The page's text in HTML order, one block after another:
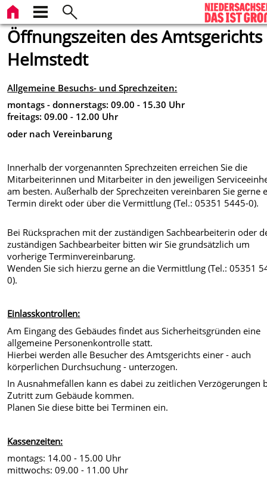
Öffnungszeiten des Amtsgerichts
Helmstedt
Allgemeine Besuchs- und Sprechzeiten:
montags - donnerstags:09.00 - 15.30 Uhr
freitags:09.00 - 12.00 Uhr
oder nach Vereinbarung
Innerhalb der vorgenannten Sprechzeiten erreichen Sie die
Mitarbeiterinnen und Mitarbeiter in den jeweiligen
am besten. Außerhalb der Sprechzeiten vereinbaren Sie gerne
Termin direkt oder über die Vermittlung (Tel.: 05351 5445-0).
Bei Rücksprachen mit der zuständigen Sachbearbeiterin oder
zuständigen Sachbearbeiter bitten wir Sie grundsätzlich um
vorherige Terminvereinbarung.
Wenden Sie sich hierzu gerne an die Vermittlung (Tel.: 05351
0).
Einlasskontrollen:
Am Eingang des Gebäudes findet aus Sicherheitsgründen eine
allgemeine Personenkontrolle statt.
Hierbei werden alle Besucher des Amtsgerichts einer - auch
körperlichen Durchsuchung - unterzogen.
In Ausnahmefällen kann es dabei zu zeitlichen Verzögerungen
Zutritt zum Gebäude kommen.
Planen Sie diese bitte bei Terminen ein.
Kassenzeiten:
montags: 14.00 - 15.00 Uhr
mittwochs:09.00 - 11.00 Uhr